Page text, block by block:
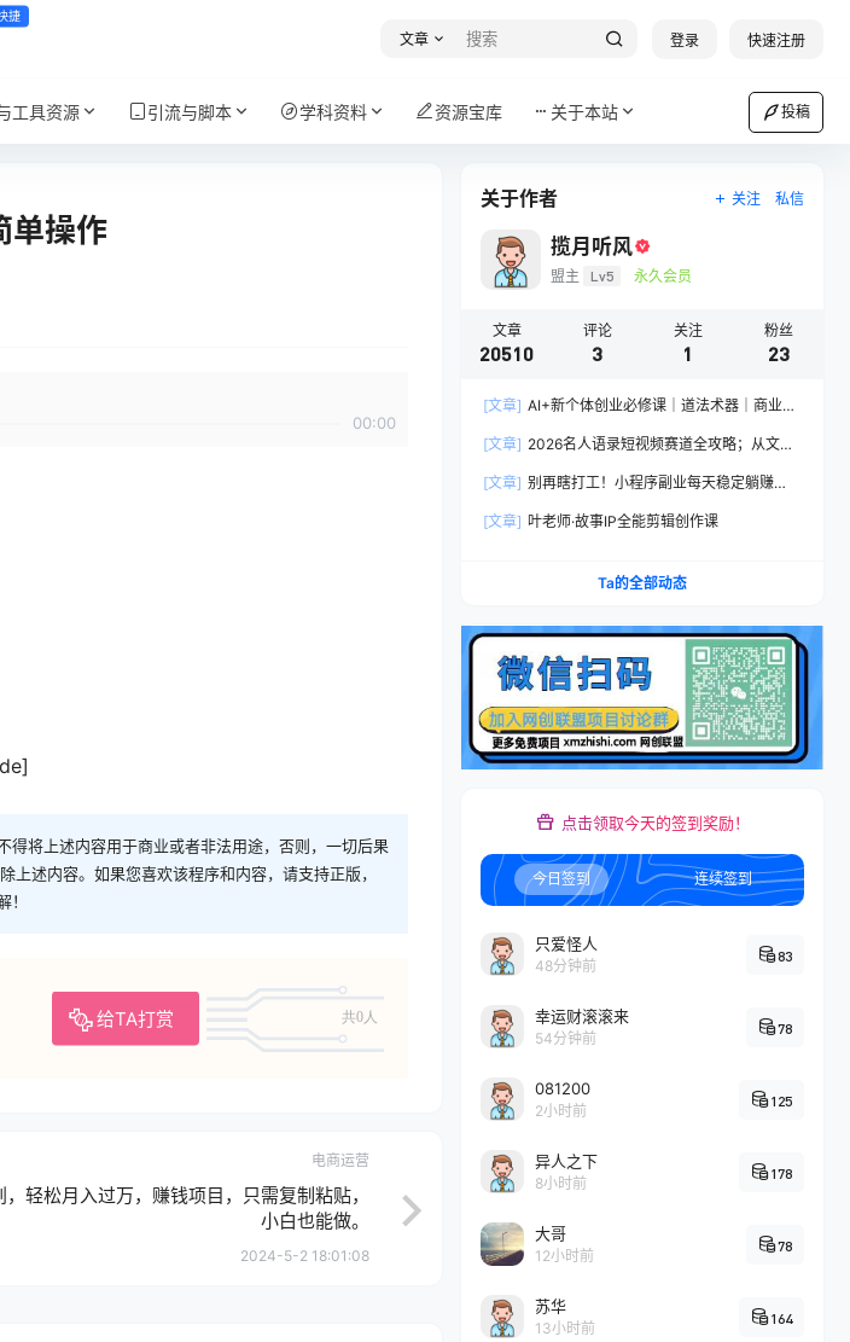
捷
文章 登录 快速注册
工具资源 引流与脚本 学科资料 资源宝库 关于本站 投稿
单操作
00:00
得将上述内容用于商业或者非法用途，否则，一切后果
述内容。如果您喜欢该程序和内容，请支持正版，
给TA打赏 共0人
电商运营
轻松月入过万，赚钱项目，只需复制粘贴，
小白也能做。
2024-5-2 18:01:08
关于作者 关注 私信
揽月听风
盟主 Lv5 永久会员
文章
20510
评论
3
关注
1
粉丝
23
[文章] AI+新个体创业必修课｜道法术器｜商业逻
生意全套教学
[文章] 2026名人语录短视频赛道全攻略；从文案
技术
[文章] 别再瞎打工！小程序副业每天稳定躺赚
[文章] 叶老师·故事IP全能剪辑创作课
Ta的全部动态
点击领取今天的签到奖励！
今日签到 连续签到
只爱怪人
48分钟前
83
幸运财滚滚来
54分钟前
78
081200
2小时前
125
异人之下
8小时前
178
大哥
12小时前
78
苏华
13小时前
164